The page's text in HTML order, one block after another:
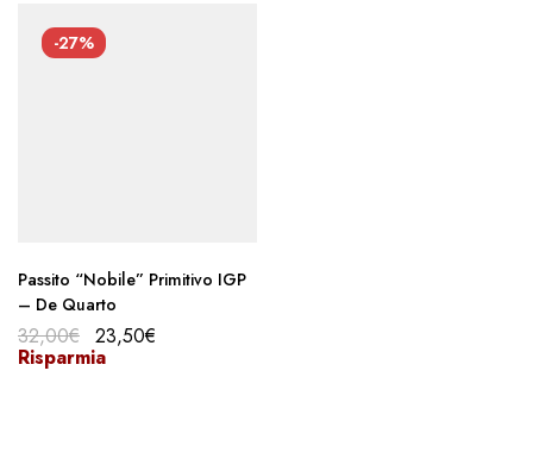
-27%
Passito “Nobile” Primitivo IGP
– De Quarto
32,00€ 23,50€
Risparmia